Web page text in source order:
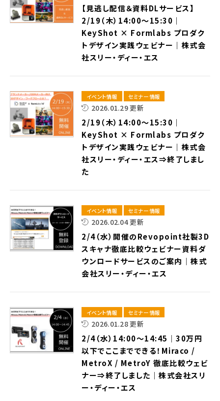
【見逃し配信＆資料DLサービス】
2/19（木）14:00～15:30｜
KeyShot × Formlabs プロダク
トデザイン実践ウェビナー｜株式会
社スリー・ディー・エス
イベント情報 セミナー情報
2026.01.29 更新
2/19（木）14:00～15:30｜
KeyShot × Formlabs プロダク
トデザイン実践ウェビナー｜株式会
社スリー・ディー・エス⇒終了しまし
た
イベント情報 セミナー情報
2026.02.04 更新
2/4（水）開催のRevopoint社製3D
スキャナ徹底比較ウェビナー資料ダ
ウンロードサービスのご案内｜株式
会社スリー・ディー・エス
イベント情報 セミナー情報
2026.01.28 更新
2/4（水）14:00～14:45｜30万円
以下でここまでできる！Miraco /
MetroX / MetroY 徹底比較ウェビ
ナー⇒終了しました｜株式会社スリ
ー・ディー・エス